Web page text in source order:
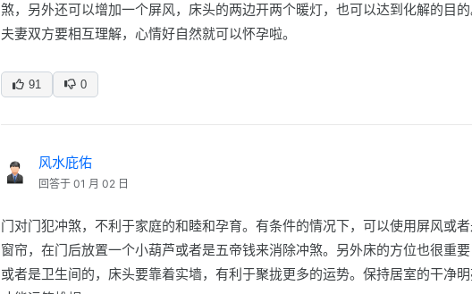
煞，另外还可以增加一个屏风，床头的两边开两个暖灯，也可以达到化解的目
夫妻双方要相互理解，心情好自然就可以怀孕啦。
91 0
风水庇佑
回答于 01 月 02 日
门对门犯冲煞，不利于家庭的和睦和孕育。有条件的情况下，可以使用屏风或
窗帘，在门后放置一个小葫芦或者是五帝钱来消除冲煞。另外床的方位也很重
或者是卫生间的，床头要靠着实墙，有利于聚拢更多的运势。保持居室的干净